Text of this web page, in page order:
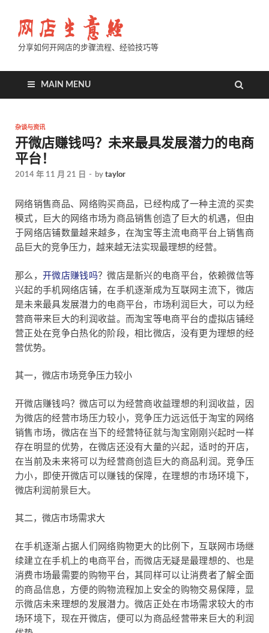
分享如何开网店的步骤流程、经验技巧等
MAIN MENU
杂谈与资讯
开微店赚钱吗？未来最具发展潜力的电商
平台！
2014 年 11 月 21 日 - by taylor
网络销售商品、网络购买商品，已经构成了一种主流的买卖
模式，巨大的网络市场为商品销售创造了巨大的机遇，但由
于网络店铺数量越来越多，在淘宝等主流电商平台上销售商
品巨大的竞争压力，越来越无法实现最理想的经营。
那么， 开微店赚钱吗？微店是新兴的电商平台，依赖微信等
兴起的手机网络店铺，在手机逐渐成为互联网主流下，微店
是未来最具发展潜力的电商平台，市场利润巨大，可以为经
营商带来巨大的利润收益。而淘宝等电商平台的虚拟店铺经
营正处在竞争白热化的阶段，相比微店，没有更为理想的经
营优势。
其一，微店市场竞争压力较小
开微店赚钱吗？微店可以为经营商收益理想的利润收益，因
为微店的经营市场压力较小，竞争压力远远低于淘宝的网络
销售市场，微店在当下的经营特征就与淘宝刚刚兴起时一样
存在明显的优势，在微店还没有大量的兴起，适时的开店，
在当前及未来将可以为经营商创造巨大的商品利润。竞争压
力小，即使开微店可以赚钱的保障，在理想的市场环境下，
微店利润前景巨大。
其二，微店市场需求大
在手机逐渐占据人们网络购物更大的比例下，互联网市场继
续建立在手机上的电商平台，而微店无疑是最理想的、也是
消费市场最需要的购物平台，其同样可以让消费者了解全面
的商品信息，方便的购物流程加上安全的购物交易保障，显
示微店未来理想的发展潜力。微店正处在市场需求较大的市
场环境下，现在开微店，便可以为商品经营带来巨大的利润